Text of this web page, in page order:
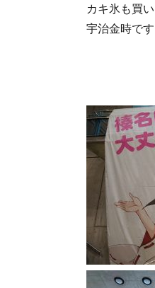
カキ氷も買
宇治金時です